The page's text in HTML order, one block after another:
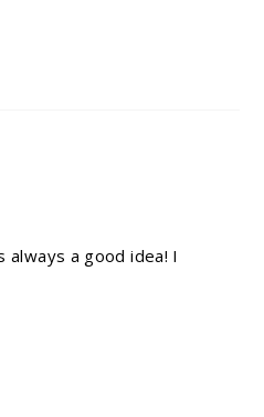
always a good idea! I